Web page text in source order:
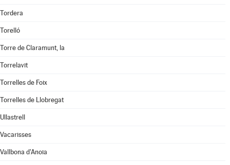
Tordera
Torelló
Torre de Claramunt, la
Torrelavit
Torrelles de Foix
Torrelles de Llobregat
Ullastrell
Vacarisses
Vallbona d'Anoia